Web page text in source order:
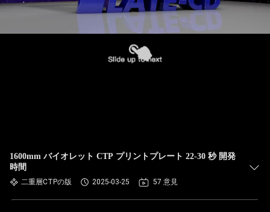
1600mm バイオレット CTP プリントプレート 22-30 秒 開発
時間
二重層CTPの版 2025-03-25 57 意見